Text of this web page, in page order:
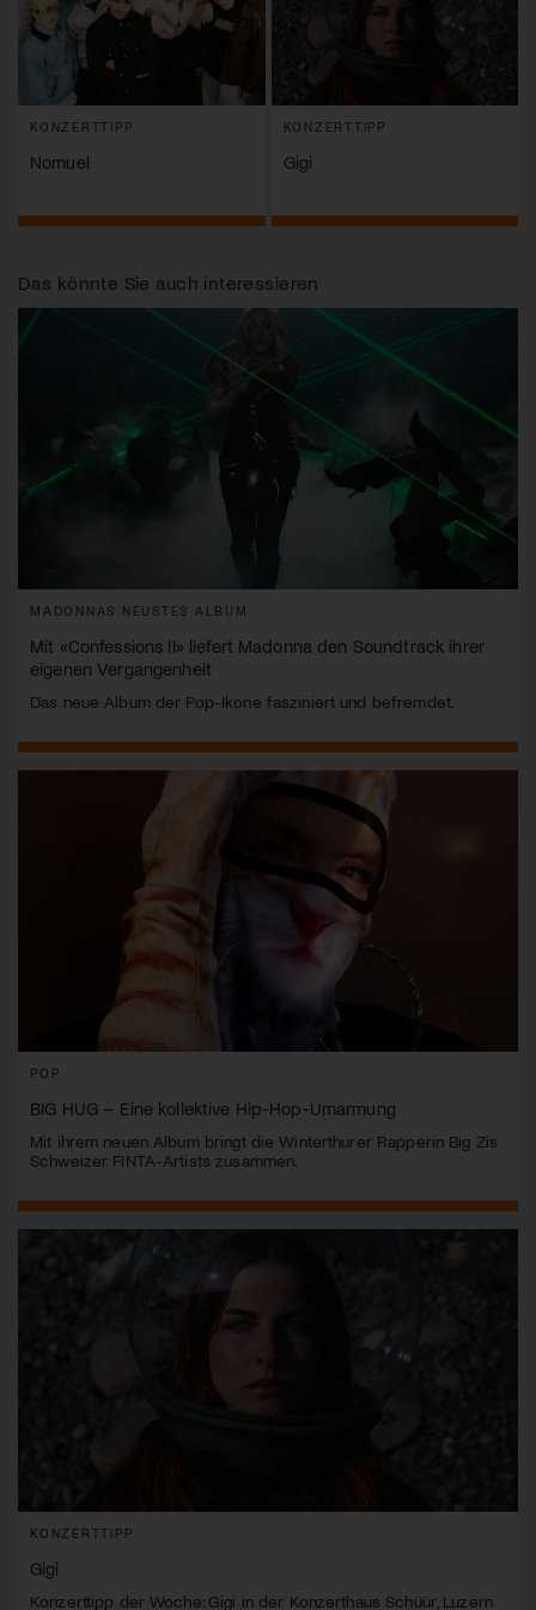
KONZERTTIPP
Nomuel
KONZERTTIPP
Gigi
Das könnte Sie auch interessieren
MADONNAS NEUSTES ALBUM
Mit «Confessions II» liefert Madonna den Soundtrack ihrer
eigenen Vergangenheit
Das neue Album der Pop-Ikone fasziniert und befremdet.
POP
BIG HUG – Eine kollektive Hip-Hop-Umarmung
Mit ihrem neuen Album bringt die Winterthurer Rapperin Big Zis
Schweizer FINTA-Artists zusammen.
KONZERTTIPP
Gigi
Konzerttipp der Woche: Gigi in der Konzerthaus Schüür, Luzern